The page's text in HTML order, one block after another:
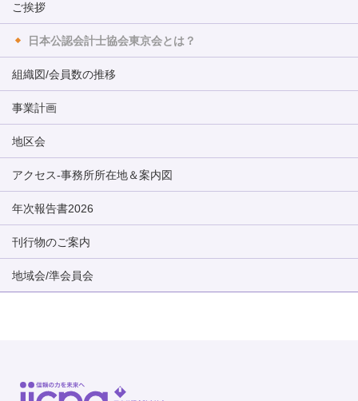
ご挨拶
日本公認会計士協会東京会とは？
組織図/会員数の推移
事業計画
地区会
アクセス-事務所所在地＆案内図
年次報告書2026
刊行物のご案内
地域会/準会員会